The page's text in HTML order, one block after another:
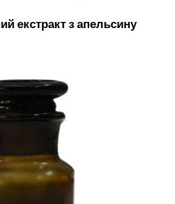
екстракт з апельсину